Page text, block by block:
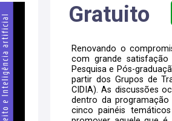
Gratuito
Renovando o
com grande satisfação
Pesquisa e Pós-
partir dos Grupos de
CIDIA). As discussões
dentro da
cinco painéis